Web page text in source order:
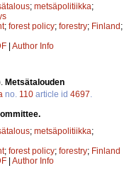
; metsäpolitiikka;
; forest policy; forestry; Finland;
| Author Info
Metsätalouden
no. 110 article id 4697
; metsäpolitiikka;
; forest policy; forestry; Finland
| Author Info